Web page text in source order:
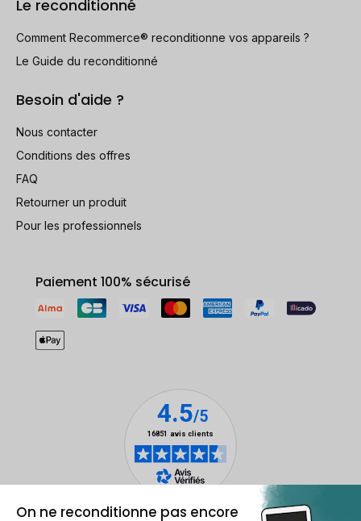
Le reconditionné
Comment Recommerce® reconditionne vos appareils ?
Le Guide du reconditionné
Besoin d'aide ?
Nous contacter
Conditions des offres
FAQ
Retourner un produit
Pour les professionnels
Paiement 100% sécurisé